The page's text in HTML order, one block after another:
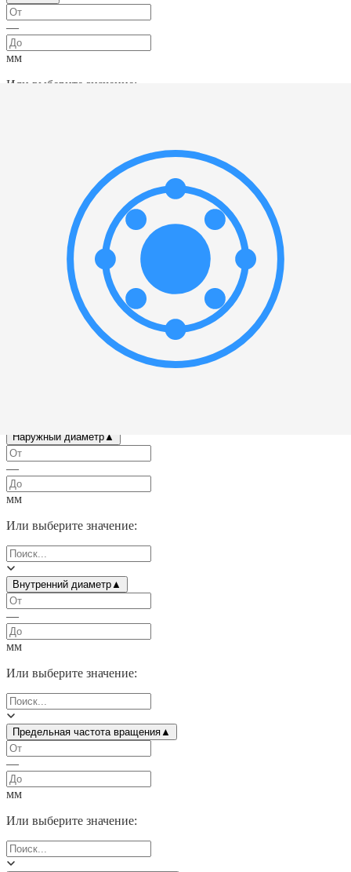
—
мм
Или выберите значение:
Или выберите значение:
Шарикоподшипниковая хромистая сталь 1)
Наружный диаметр▲
—
мм
Или выберите значение:
Внутренний диаметр▲
—
мм
Или выберите значение:
Предельная частота вращения▲
—
мм
Или выберите значение: